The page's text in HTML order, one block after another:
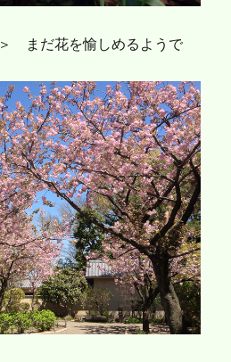
＞ まだ花を愉しめるようで